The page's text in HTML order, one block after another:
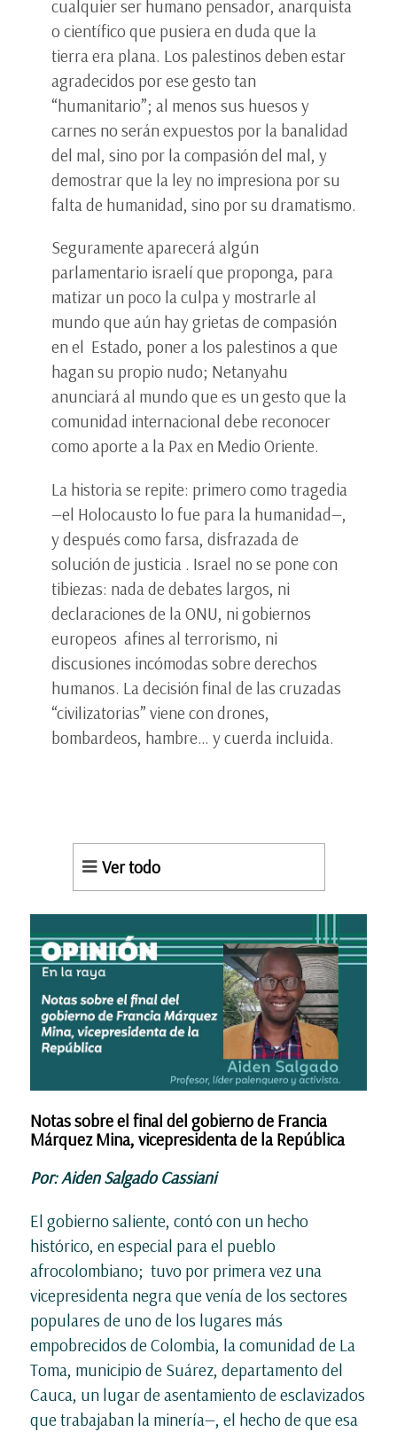
cualquier ser humano pensador, anarquista
o científico que pusiera en duda que la
tierra era plana. Los palestinos deben estar
agradecidos por ese gesto tan
“humanitario”; al menos sus huesos y
carnes no serán expuestos por la banalidad
del mal, sino por la compasión del mal, y
demostrar que la ley no impresiona por su
falta de humanidad, sino por su dramatismo.
Seguramente aparecerá algún
parlamentario israelí que proponga, para
matizar un poco la culpa y mostrarle al
mundo que aún hay grietas de compasión
en el Estado, poner a los palestinos a que
hagan su propio nudo; Netanyahu
anunciará al mundo que es un gesto que la
comunidad internacional debe reconocer
como aporte a la Pax en Medio Oriente.
La historia se repite: primero como tragedia
—el Holocausto lo fue para la humanidad—,
y después como farsa, disfrazada de
solución de justicia . Israel no se pone con
tibiezas: nada de debates largos, ni
declaraciones de la ONU, ni gobiernos
europeos afines al terrorismo, ni
discusiones incómodas sobre derechos
humanos. La decisión final de las cruzadas
“civilizatorias” viene con drones,
bombardeos, hambre… y cuerda incluida.
Ver todo
Notas sobre el final del gobierno de Francia
Márquez Mina, vicepresidenta de la República
Por: Aiden Salgado Cassiani
El gobierno saliente, contó con un hecho
histórico, en especial para el pueblo
afrocolombiano; tuvo por primera vez una
vicepresidenta negra que venía de los sectores
populares de uno de los lugares más
empobrecidos de Colombia, la comunidad de La
Toma, municipio de Suárez, departamento del
Cauca, un lugar de asentamiento de esclavizados
que trabajaban la minería—, el hecho de que esa